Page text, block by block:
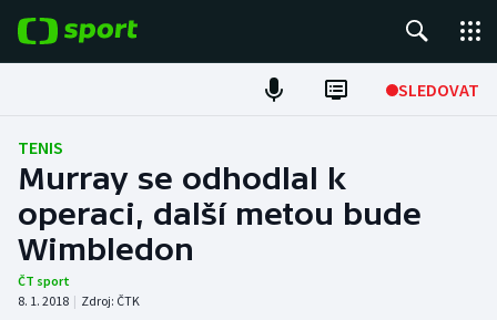
SLEDOVAT
Fotbal
Hokej
Tenis
Atletika
TENIS
Murray se odhodlal k
operaci, další metou bude
Wimbledon
ČT sport
8. 1. 2018 | Zdroj: ČTK